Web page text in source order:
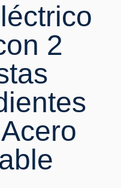
2